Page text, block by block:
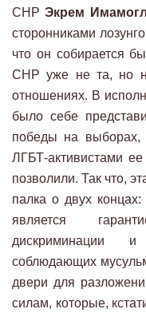
CHPЭкрем
сторонниками
что он собирается
CHP уже не та, но
отношениях. В
было себе
победы на выборах,
ЛГБТ-активистами
позволили. Так что,
палка о двух
является
дискриминации
соблюдающих
двери для
силам, которые,